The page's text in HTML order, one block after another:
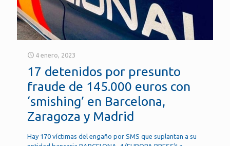
4 enero, 2023
17 detenidos por presunto
fraude de 145.000 euros con
‘smishing’ en Barcelona,
Zaragoza y Madrid
Hay 170 víctimas del engaño por SMS que suplantan a su